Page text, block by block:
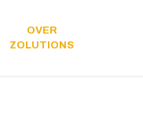
OVER
ZOLUTIONS